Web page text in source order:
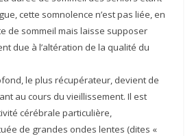
cette somnolence n’est pas liée, en
de sommeil mais laisse supposer
due à l’altération de la qualité du
le plus récupérateur, devient de
au cours du vieillissement. Il est
cérébrale particulière,
de grandes ondes lentes (dites «